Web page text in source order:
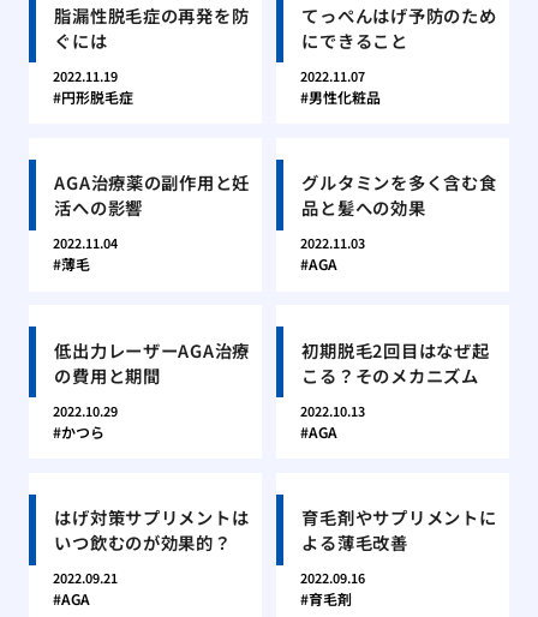
脂漏性脱毛症の再発を防
ぐには
2022.11.19
円形脱毛症
てっぺんはげ予防のため
にできること
2022.11.07
男性化粧品
AGA治療薬の副作用と妊
活への影響
2022.11.04
薄毛
グルタミンを多く含む食
品と髪への効果
2022.11.03
AGA
低出力レーザーAGA治療
の費用と期間
2022.10.29
かつら
初期脱毛2回目はなぜ起
こる？そのメカニズム
2022.10.13
AGA
はげ対策サプリメントは
いつ飲むのが効果的？
2022.09.21
AGA
育毛剤やサプリメントに
よる薄毛改善
2022.09.16
育毛剤